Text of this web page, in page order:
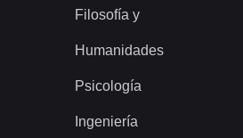
Filosofía y
Humanidades
Psicología
Ingeniería